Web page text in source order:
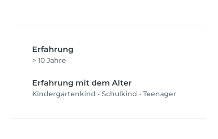
Erfahrung
> 10 Jahre
Erfahrung mit dem Alter
Kindergartenkind • Schulkind • Teenager